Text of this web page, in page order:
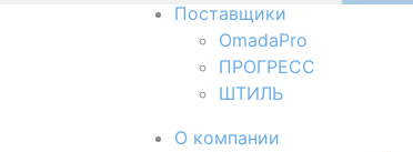
Поставщики
OmadaPro
ПРОГРЕСС
ШТИЛЬ
О компании